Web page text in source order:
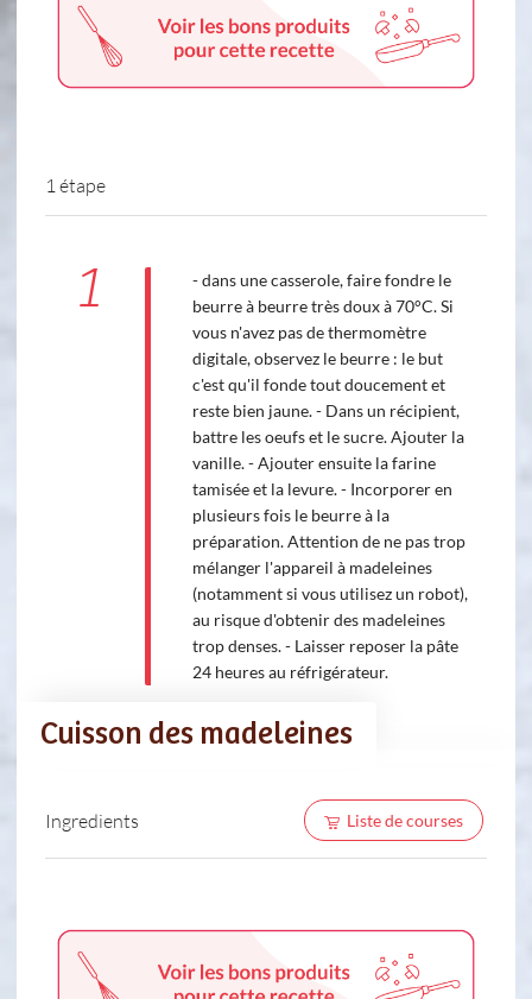
1 étape
1
- dans une casserole, faire fondre le
beurre à beurre très doux à 70°C. Si
vous n'avez pas de thermomètre
digitale, observez le beurre : le but
c'est qu'il fonde tout doucement et
reste bien jaune. - Dans un récipient,
battre les oeufs et le sucre. Ajouter la
vanille. - Ajouter ensuite la farine
tamisée et la levure. - Incorporer en
plusieurs fois le beurre à la
préparation. Attention de ne pas trop
mélanger l'appareil à madeleines
(notamment si vous utilisez un robot),
au risque d'obtenir des madeleines
trop denses. - Laisser reposer la pâte
24 heures au réfrigérateur.
Cuisson des madeleines
Ingredients Liste de courses